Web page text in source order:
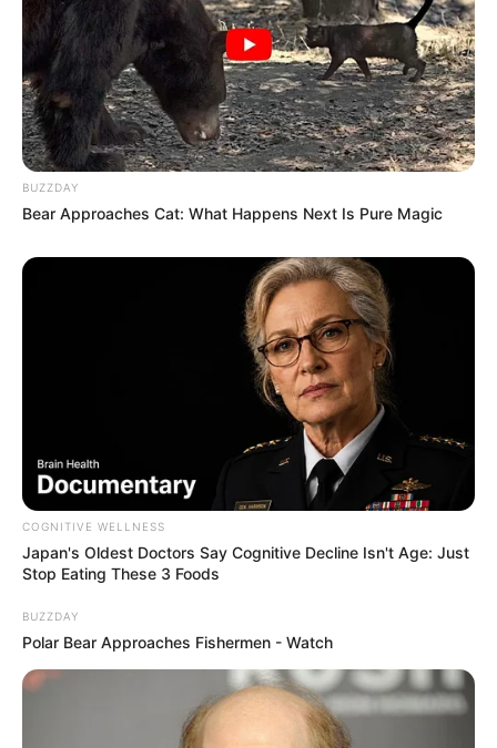
BUZZDAY
Bear Approaches Cat: What Happens Next Is Pure Magic
COGNITIVE WELLNESS
Japan's Oldest Doctors Say Cognitive Decline Isn't Age: Just
Stop Eating These 3 Foods
BUZZDAY
Polar Bear Approaches Fishermen - Watch